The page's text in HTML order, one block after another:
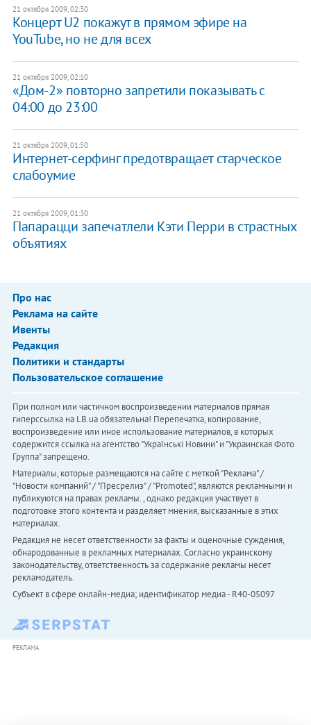
21 октября 2009, 02:30
Концерт U2 покажут в прямом эфире на
YouTube, но не для всех
21 октября 2009, 02:10
«Дом-2» повторно запретили показывать с
04:00 до 23:00
21 октября 2009, 01:50
Интернет-серфинг предотвращает старческое
слабоумие
21 октября 2009, 01:30
Папарацци запечатлели Кэти Перри в страстных
объятиях
Про нас
Реклама на сайте
Ивенты
Редакция
Политики и стандарты
Пользовательское соглашение
При полном или частичном воспроизведении материалов прямая
гиперссылка на LB.ua обязательна! Перепечатка, копирование,
воспроизведение или иное использование материалов, в которых
содержится ссылка на агентство "Українськi Новини" и "Украинская Фото
Группа" запрещено.
Материалы, которые размещаются на сайте с меткой "Реклама" /
"Новости компаний" / "Пресрелиз" / "Promoted", являются рекламными и
публикуются на правах рекламы. , однако редакция участвует в
подготовке этого контента и разделяет мнения, высказанные в этих
материалах.
Редакция не несет ответственности за факты и оценочные суждения,
обнародованные в рекламных материалах. Согласно украинскому
законодательству, ответственность за содержание рекламы несет
рекламодатель.
Субъект в сфере онлайн-медиа; идентификатор медиа - R40-05097
РЕКЛАМА